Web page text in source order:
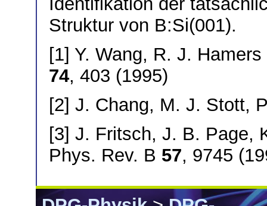
Struktur von B:Si(001).
[1] Y. Wang, R. J.
74, 403 (1995)
[2] J. Chang, M. J. Stott,
[3] J. Fritsch, J. B. Page,
Phys. Rev. B 57, 9745